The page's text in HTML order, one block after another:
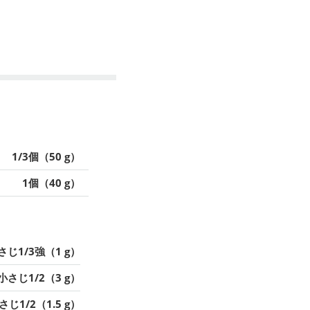
1/3個（50 g）
1個（40 g）
じ1/3強（1 g）
さじ1/2（3 g）
じ1/2（1.5 g）